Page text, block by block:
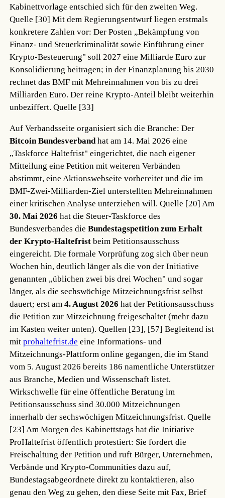
Kabinettvorlage entschied sich für den zweiten Weg.
Quelle [30] Mit dem Regierungsentwurf liegen erstmals
konkretere Zahlen vor: Der Posten „Bekämpfung von
Finanz- und Steuerkriminalität sowie Einführung einer
Krypto-Besteuerung" soll 2027 eine Milliarde Euro zur
Konsolidierung beitragen; in der Finanzplanung bis 2030
rechnet das BMF mit Mehreinnahmen von bis zu drei
Milliarden Euro. Der reine Krypto-Anteil bleibt weiterhin
unbeziffert.Quelle [33]
Auf Verbandsseite organisiert sich die Branche: Der
Bitcoin Bundesverbandhat am 14. Mai 2026 eine
„Taskforce Haltefrist" eingerichtet, die nach eigener
Mitteilung eine Petition mit weiteren Verbänden
abstimmt, eine Aktionswebseite vorbereitet und die im
BMF-Zwei-Milliarden-Ziel unterstellten Mehreinnahmen
einer kritischen Analyse unterziehen will.Quelle [20] Am
30. Mai 2026 hat die Steuer-Taskforce des
Bundesverbandes dieBundestagspetition zum Erhalt
der Krypto-Haltefrist beim Petitionsausschuss
eingereicht. Die formale Vorprüfung zog sich über neun
Wochen hin, deutlich länger als die von der Initiative
genannten „üblichen zwei bis drei Wochen" und sogar
länger, als die sechswöchige Mitzeichnungsfrist selbst
dauert; erst am4. August 2026 hat der Petitionsausschuss
die Petition zur Mitzeichnung freigeschaltet (mehr dazu
im Kasten weiter unten).Quellen [23], [57] Begleitend ist
mitprohaltefrist.de eine Informations- und
Mitzeichnungs-Plattform online gegangen, die im Stand
vom 5. August 2026 bereits 186 namentliche Unterstützer
aus Branche, Medien und Wissenschaft listet.
Wirkschwelle für eine öffentliche Beratung im
Petitionsausschuss sind 30.000 Mitzeichnungen
innerhalb der sechswöchigen Mitzeichnungsfrist.Quelle
[23] Am Morgen des Kabinettstags hat die Initiative
ProHaltefrist öffentlich protestiert: Sie fordert die
Freischaltung der Petition und ruft Bürger, Unternehmen,
Verbände und Krypto-Communities dazu auf,
Bundestagsabgeordnete direkt zu kontaktieren, also
genau den Weg zu gehen, den diese Seite mit Fax, Brief